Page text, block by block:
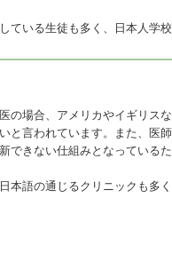
ている生徒も多く、日本人学
の場合、アメリカやイギリス
と言われています。また、医
できない仕組みとなっている
本語の通じるクリニックも多